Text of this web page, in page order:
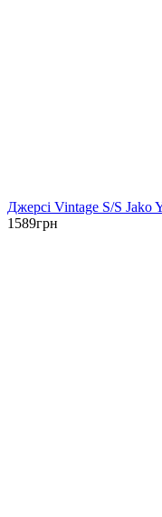
Джерсі Vintage S/S Jako
1589грн